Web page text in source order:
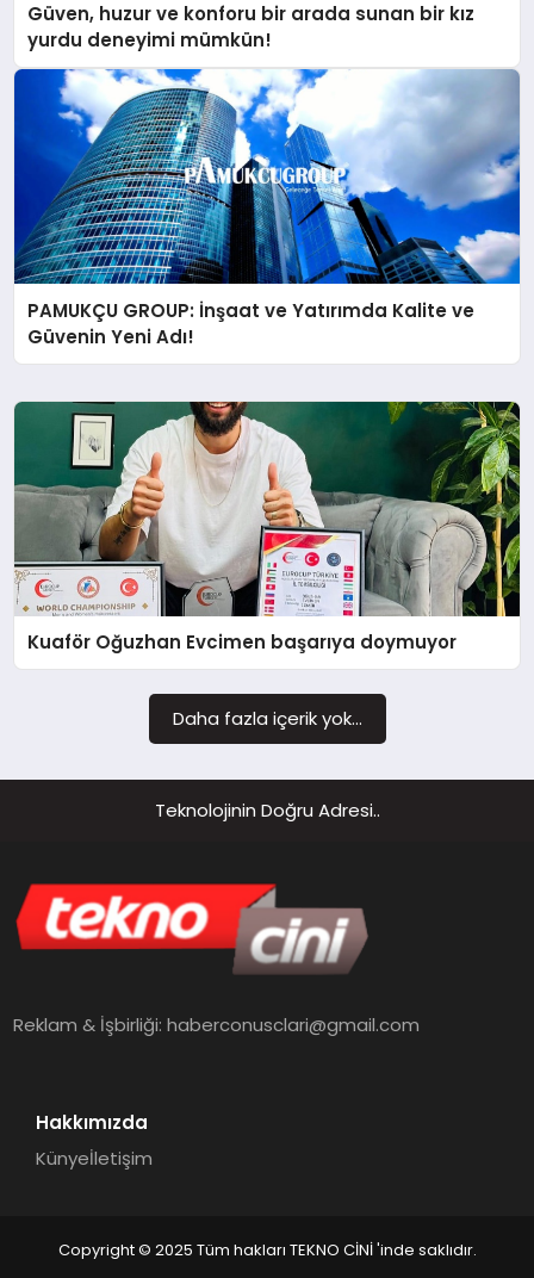
Güven, huzur ve konforu bir arada sunan bir kız
yurdu deneyimi mümkün!
PAMUKÇU GROUP: İnşaat ve Yatırımda Kalite ve
Güvenin Yeni Adı!
Kuaför Oğuzhan Evcimen başarıya doymuyor
Daha fazla içerik yok...
Teknolojinin Doğru Adresi..
Reklam & İşbirliği:haberconusclari@gmail.com
Hakkımızda
Künyeİletişim
Copyright © 2025 Tüm hakları TEKNO CİNİ 'inde saklıdır.